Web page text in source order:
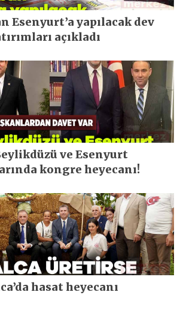
Esenyurt’a yapılacak dev
açıkladı
ve Esenyurt
kongre heyecanı!
hasat heyecanı